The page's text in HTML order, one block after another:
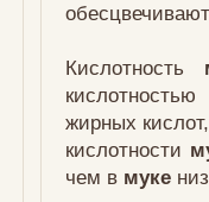
Кислотность
жирных
кислотности
чем в муке